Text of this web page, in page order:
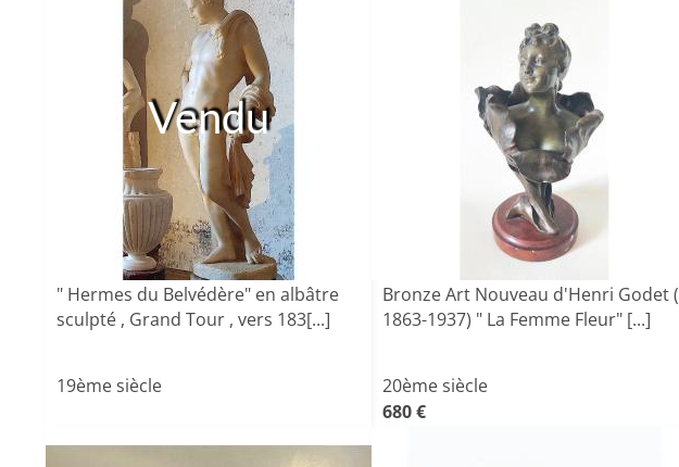
Vendu
" Hermes du Belvédère" en albâtre
sculpté , Grand Tour , vers 183[...]
19ème siècle
Bronze Art Nouveau d'Henri Godet (
1863-1937) " La Femme Fleur" [...]
20ème siècle
680 €